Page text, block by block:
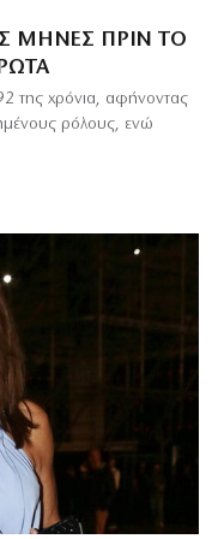
ΜΉΝΕΣ ΠΡΙΝ ΤΟ
της χρόνια, αφήνοντας
ρόλους, ενώ